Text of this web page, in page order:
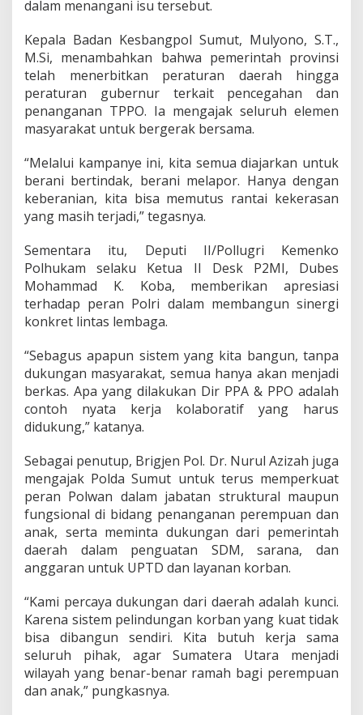
dalam menangani isu tersebut.
Kepala Badan Kesbangpol Sumut, Mulyono, S.T.,
M.Si, menambahkan bahwa pemerintah provinsi
telah menerbitkan peraturan daerah hingga
peraturan gubernur terkait pencegahan dan
penanganan TPPO. Ia mengajak seluruh elemen
masyarakat untuk bergerak bersama.
“Melalui kampanye ini, kita semua diajarkan untuk
berani bertindak, berani melapor. Hanya dengan
keberanian, kita bisa memutus rantai kekerasan
yang masih terjadi,” tegasnya.
Sementara itu, Deputi II/Pollugri Kemenko
Polhukam selaku Ketua II Desk P2MI, Dubes
Mohammad K. Koba, memberikan apresiasi
terhadap peran Polri dalam membangun sinergi
konkret lintas lembaga.
“Sebagus apapun sistem yang kita bangun, tanpa
dukungan masyarakat, semua hanya akan menjadi
berkas. Apa yang dilakukan Dir PPA & PPO adalah
contoh nyata kerja kolaboratif yang harus
didukung,” katanya.
Sebagai penutup, Brigjen Pol. Dr. Nurul Azizah juga
mengajak Polda Sumut untuk terus memperkuat
peran Polwan dalam jabatan struktural maupun
fungsional di bidang penanganan perempuan dan
anak, serta meminta dukungan dari pemerintah
daerah dalam penguatan SDM, sarana, dan
anggaran untuk UPTD dan layanan korban.
“Kami percaya dukungan dari daerah adalah kunci.
Karena sistem pelindungan korban yang kuat tidak
bisa dibangun sendiri. Kita butuh kerja sama
seluruh pihak, agar Sumatera Utara menjadi
wilayah yang benar-benar ramah bagi perempuan
dan anak,” pungkasnya.